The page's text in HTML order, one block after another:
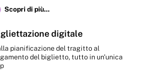
Scopri di più...
digitale
pianificazione del tragitto al
del biglietto, tutto in un'unica